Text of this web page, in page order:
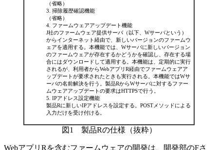
（省略）
掃除履歴確認機能
（省略）
ファームウェアアップデート機能
J社のファームウェア提供サーバ（以下、Wサーバという）
からインターネット経由で、新しいバージョンのファームウ
ェアを適用する。本機能では、Wサーバに新しいバージョン
のファームウェアが存在するかどうかを確認し、存在する場
合にはダウンロードして適用する。本機能は、定期的に実行
されるが、利用者からWebアプリR経由でファームウェアア
ップデートが要求されたときも実行される。本機能ではWサ
ーバの名前解決を行う。製品RからWサーバに対するファー
ムウェアアップデートの要求はHTTPSで行う。
IPアドレス設定機能
製品Rに新しいIPアドレスを設定する。POSTメソッドによる
入力だけを受け付ける。
図1 製品Rの仕様（抜粋）
WebアプリRを含むファームウェアの開発は、開発部のFさ